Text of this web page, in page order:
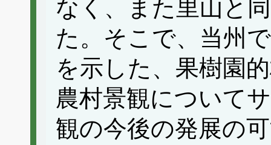
なく、また里山と
た。そこで、当州
を示した、果樹園
農村景観について
観の今後の発展の